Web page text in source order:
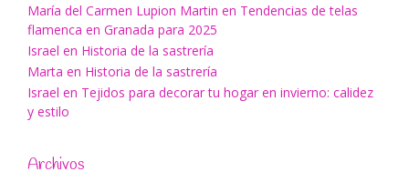
María del Carmen Lupion Martin en Tendencias de telas
flamenca en Granada para 2025
Israel en Historia de la sastrería
Marta en Historia de la sastrería
Israel en Tejidos para decorar tu hogar en invierno: calidez
y estilo
Archivos